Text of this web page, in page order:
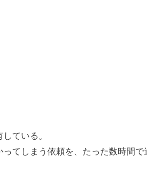
ている。
てしまう依頼を、たった数時間